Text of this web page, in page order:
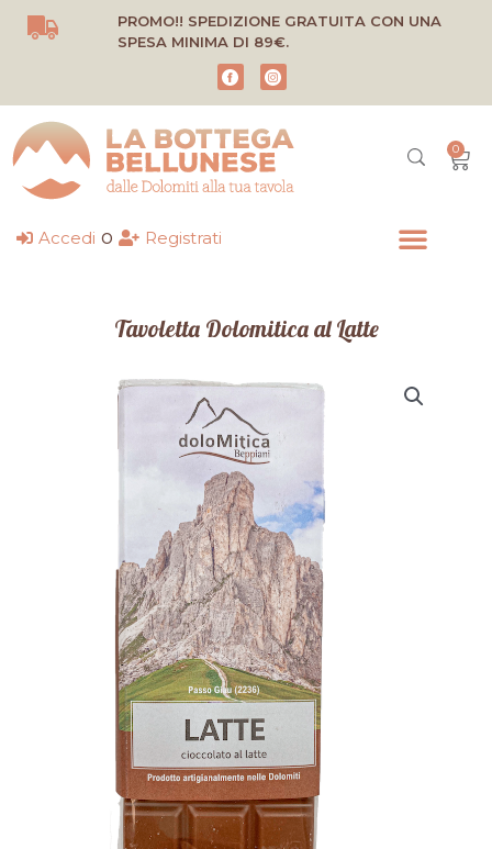
Vai
PROMO!! SPEDIZIONE GRATUITA CON UNA
SPESA MINIMA DI 89€.
0
Accedi o Registrati
Tavoletta Dolomitica al Latte